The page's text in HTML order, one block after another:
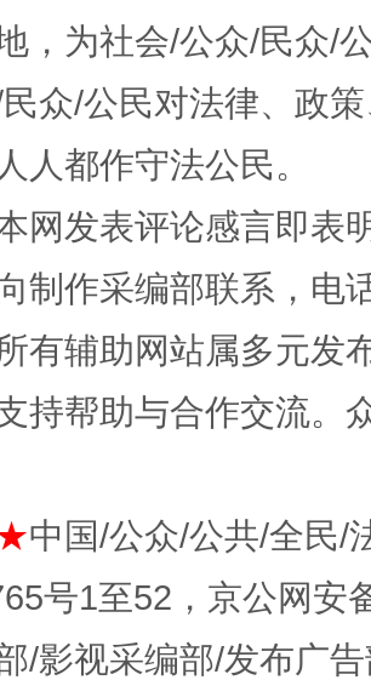
、用工荒背后
药对药下症？
，为社会/公众/民众/
众/公民对法律、政
人都作守法公民。
网发表评论感言即表
制作采编部联系，电
有辅助网站属多元发
持帮助与合作交流。
中国/公众/公共/全民/
号1至52，京公网安
/影视采编部/发布广